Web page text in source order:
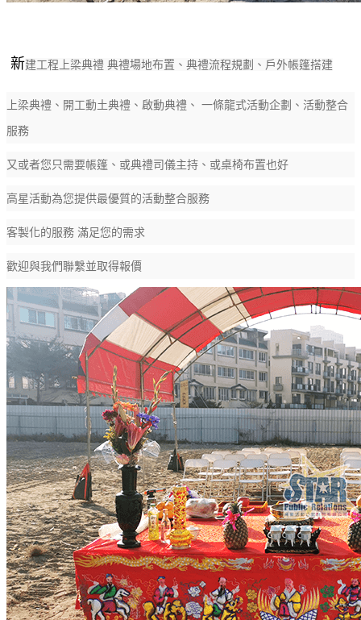
新建工程上梁典禮 典禮場地布置、典禮流程規劃、戶外帳篷搭建
上梁典禮、開工動土典禮、啟動典禮、 一條龍式活動企劃、活動整合
服務
又或者您只需要帳篷、或典禮司儀主持、或桌椅布置也好
高星活動為您提供最優質的活動整合服務
客製化的服務 滿足您的需求
歡迎與我們聯繫並取得報價